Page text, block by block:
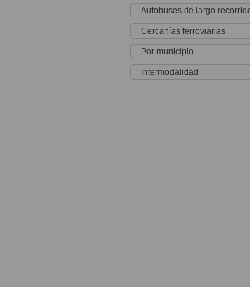
Autobuses de largo
Cercanías ferroviarias
Por municipio
Intermodalidad